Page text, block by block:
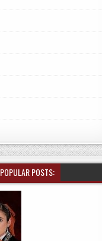
POPULAR POSTS: